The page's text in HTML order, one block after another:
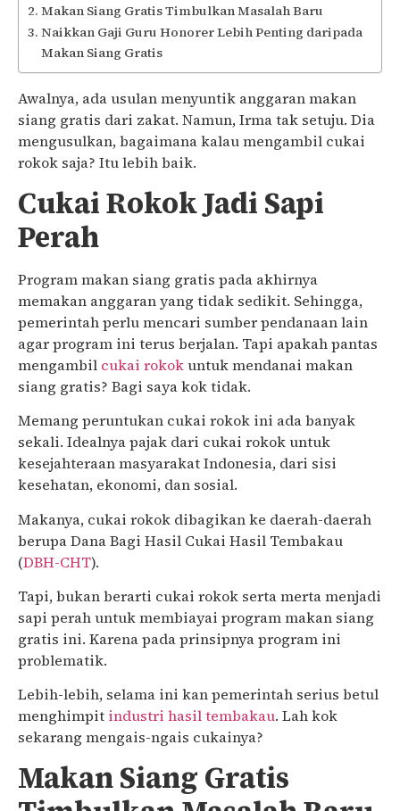
Makan Siang Gratis Timbulkan Masalah Baru
Naikkan Gaji Guru Honorer Lebih Penting daripada
Makan Siang Gratis
Awalnya, ada usulan menyuntik anggaran makan
siang gratis dari zakat. Namun, Irma tak setuju. Dia
mengusulkan, bagaimana kalau mengambil cukai
rokok saja? Itu lebih baik.
Cukai Rokok Jadi Sapi
Perah
Program makan siang gratis pada akhirnya
memakan anggaran yang tidak sedikit. Sehingga,
pemerintah perlu mencari sumber pendanaan lain
agar program ini terus berjalan. Tapi apakah pantas
mengambil cukai rokokuntuk mendanai makan
siang gratis? Bagi saya kok tidak.
Memang peruntukan cukai rokok ini ada banyak
sekali. Idealnya pajak dari cukai rokok untuk
kesejahteraan masyarakat Indonesia, dari sisi
kesehatan, ekonomi, dan sosial.
Makanya, cukai rokok dibagikan ke daerah-daerah
berupa Dana Bagi Hasil Cukai Hasil Tembakau
(DBH-CHT).
Tapi, bukan berarti cukai rokok serta merta menjadi
sapi perah untuk membiayai program makan siang
gratis ini. Karena pada prinsipnya program ini
problematik.
Lebih-lebih, selama ini kan pemerintah serius betul
menghimpit industri hasil tembakau. Lah kok
sekarang mengais-ngais cukainya?
Makan Siang Gratis